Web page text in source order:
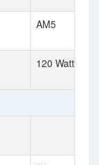
AM5
120 Watt